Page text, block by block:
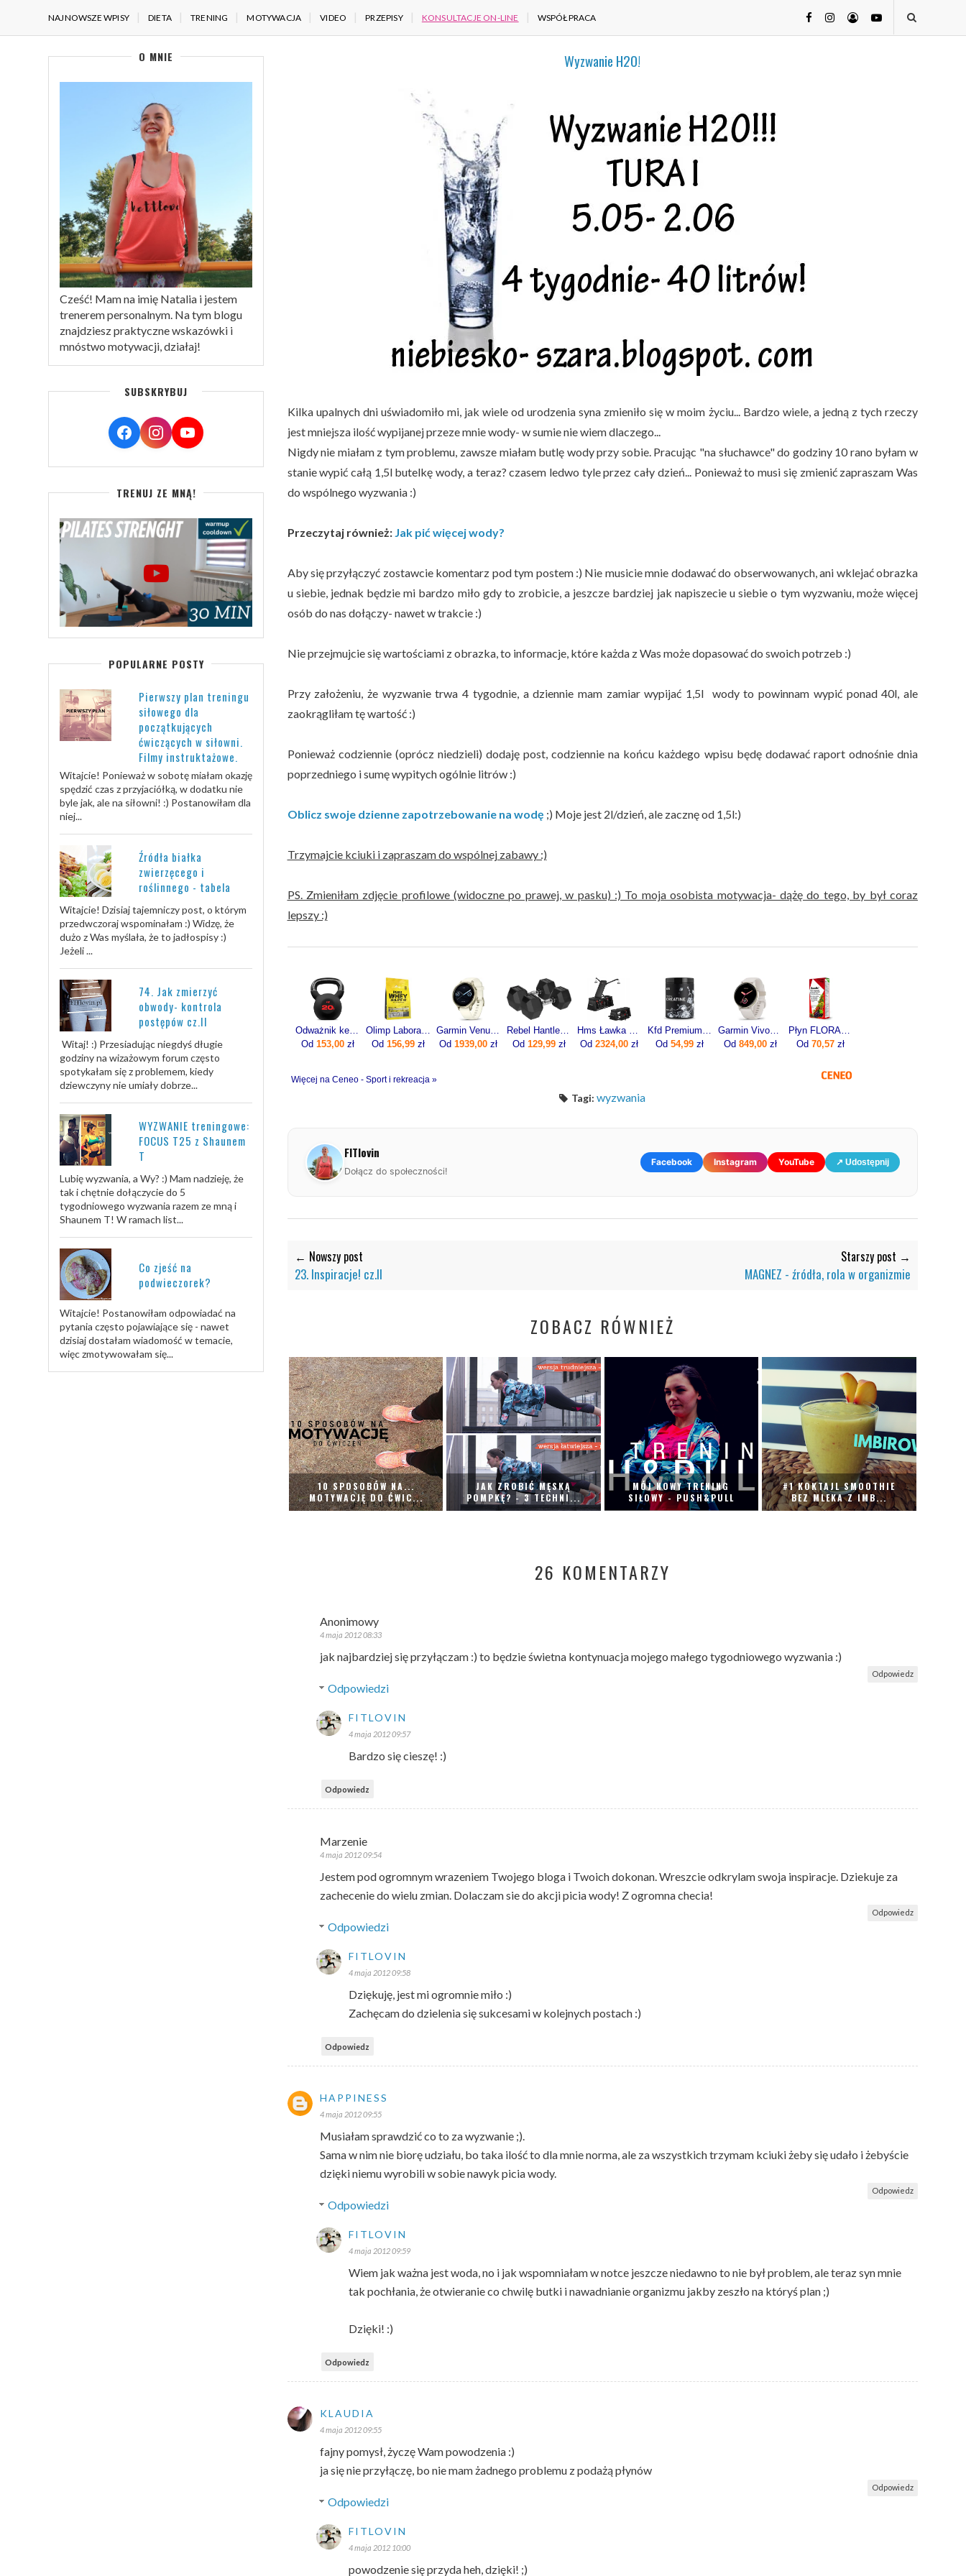
NAJNOWSZE WPISY DIETA TRENING MOTYWACJA VIDEO PRZEPISY KONSULTACJE ON-LINE WSPÓŁPRACA
Wyzwanie H2O!
Kilka upalnych dni uświadomiło mi, jak wiele od urodzenia syna zmieniło się w moim życiu... Bardzo wiele, a jedną z tych rzeczy
jest mniejsza ilość wypijanej przeze mnie wody- w sumie nie wiem dlaczego...
Nigdy nie miałam z tym problemu, zawsze miałam butlę wody przy sobie. Pracując "na słuchawce" do godziny 10 rano byłam w
stanie wypić całą 1,5l butelkę wody, a teraz? czasem ledwo tyle przez cały dzień... Ponieważ to musi się zmienić zapraszam Was
do wspólnego wyzwania :)
Przeczytaj również: Jak pić więcej wody?
Aby się przyłączyć zostawcie komentarz pod tym postem :) Nie musicie mnie dodawać do obserwowanych, ani wklejać obrazka
u siebie, jednak będzie mi bardzo miło gdy to zrobicie, a jeszcze bardziej jak napiszecie u siebie o tym wyzwaniu, może więcej
osób do nas dołączy- nawet w trakcie :)
Nie przejmujcie się wartościami z obrazka, to informacje, które każda z Was może dopasować do swoich potrzeb :)
Przy założeniu, że wyzwanie trwa 4 tygodnie, a dziennie mam zamiar wypijać 1,5l wody to powinnam wypić ponad 40l, ale
zaokrągliłam tę wartość :)
Ponieważ codziennie (oprócz niedzieli) dodaję post, codziennie na końcu każdego wpisu będę dodawać raport odnośnie dnia
poprzedniego i sumę wypitych ogólnie litrów :)
Oblicz swoje dzienne zapotrzebowanie na wodę ;) Moje jest 2l/dzień, ale zacznę od 1,5l:)
Trzymajcie kciuki i zapraszam do wspólnej zabawy :)
PS. Zmieniłam zdjęcie profilowe (widoczne po prawej, w pasku) :) To moja osobista motywacja- dążę do tego, by był coraz
lepszy :)
Odważnik kettlebell żeliwny 20kg
Od 153,00zł
Olimp Laboratories Pure Whey Isolate 95 600g
Od 156,99zł
Garmin Venu 4 41mm Lunar gold z paskiem silikonowym w kolorze Bone
Od 1939,00 zł
Rebel ‎Hantle Hex żeliwne 2 x 12.5 kg
Od 129,99zł
Hms Ławka Treningowa Regulowana Lm4012 4W1 Hantle Regulowane 2X23Kg Zestaw
Od 2324,00 zł
Kfd Premium Creatine 500g
Od 54,99 zł
Garmin Vivoactive 5 Ivory (010-02862-11)
Od 849,00zł
Płyn FLORADIX żelazo i witaminy 500ml
Od 70,57 zł
Więcej na Ceneo - Sport i rekreacja »
Tagi: wyzwania
FITlovin
Dołącz do społeczności!
Facebook Instagram YouTube ↗ Udostępnij
← Nowszy post
23. Inspiracje! cz.II
Starszy post →
MAGNEZ - źródła, rola w organizmie
ZOBACZ RÓWNIEŻ
10 SPOSOBÓW NA...
MOTYWACJĘ DO ĆWIC...
JAK ZROBIĆ MĘSKĄ
POMPKĘ? - 3 TECHNI...
MÓJ NOWY TRENING
SIŁOWY - PUSH&PULL
#1 KOKTAJL SMOOTHIE
BEZ MLEKA Z IMB...
26 KOMENTARZY
Anonimowy
4 maja 2012 08:33
jak najbardziej się przyłączam :) to będzie świetna kontynuacja mojego małego tygodniowego wyzwania :)
Odpowiedz
Odpowiedzi
FITLOVIN
4 maja 2012 09:57
Bardzo się cieszę! :)
Odpowiedz
Marzenie
4 maja 2012 09:54
Jestem pod ogromnym wrazeniem Twojego bloga i Twoich dokonan. Wreszcie odkrylam swoja inspiracje. Dziekuje za
zachecenie do wielu zmian. Dolaczam sie do akcji picia wody! Z ogromna checia!
Odpowiedz
Odpowiedzi
FITLOVIN
4 maja 2012 09:58
Dziękuję, jest mi ogromnie miło :)
Zachęcam do dzielenia się sukcesami w kolejnych postach :)
Odpowiedz
HAPPINESS
4 maja 2012 09:55
Musiałam sprawdzić co to za wyzwanie ;).
Sama w nim nie biorę udziału, bo taka ilość to dla mnie norma, ale za wszystkich trzymam kciuki żeby się udało i żebyście
dzięki niemu wyrobili w sobie nawyk picia wody.
Odpowiedz
Odpowiedzi
FITLOVIN
4 maja 2012 09:59
Wiem jak ważna jest woda, no i jak wspomniałam w notce jeszcze niedawno to nie był problem, ale teraz syn mnie
tak pochłania, że otwieranie co chwilę butki i nawadnianie organizmu jakby zeszło na któryś plan ;)
Dzięki! :)
Odpowiedz
KLAUDIA
4 maja 2012 09:55
fajny pomysł, życzę Wam powodzenia :)
ja się nie przyłączę, bo nie mam żadnego problemu z podażą płynów
Odpowiedz
Odpowiedzi
FITLOVIN
4 maja 2012 10:00
powodzenie się przyda heh, dzięki! ;)
O MNIE
Cześć! Mam na imię Natalia i jestem
trenerem personalnym. Na tym blogu
znajdziesz praktyczne wskazówki i
mnóstwo motywacji, działaj!
SUBSKRYBUJ
TRENUJ ZE MNĄ!
POPULARNE POSTY
Pierwszy plan treningu
siłowego dla
początkujących
ćwiczących w siłowni.
Filmy instruktażowe.
Witajcie! Ponieważ w sobotę miałam okazję
spędzić czas z przyjaciółką, w dodatku nie
byle jak, ale na siłowni! :) Postanowiłam dla
niej...
Źródła białka
zwierzęcego i
roślinnego - tabela
Witajcie! Dzisiaj tajemniczy post, o którym
przedwczoraj wspominałam :) Widzę, że
dużo z Was myślała, że to jadłospisy :)
Jeżeli ...
74. Jak zmierzyć
obwody- kontrola
postępów cz.II
Witaj! :) Przesiadując niegdyś długie
godziny na wizażowym forum często
spotykałam się z problemem, kiedy
dziewczyny nie umiały dobrze...
WYZWANIE treningowe:
FOCUS T25 z Shaunem
T
Lubię wyzwania, a Wy? :) Mam nadzieję, że
tak i chętnie dołączycie do 5
tygodniowego wyzwania razem ze mną i
Shaunem T! W ramach list...
Co zjeść na
podwieczorek?
Witajcie! Postanowiłam odpowiadać na
pytania często pojawiające się - nawet
dzisiaj dostałam wiadomość w temacie,
więc zmotywowałam się...